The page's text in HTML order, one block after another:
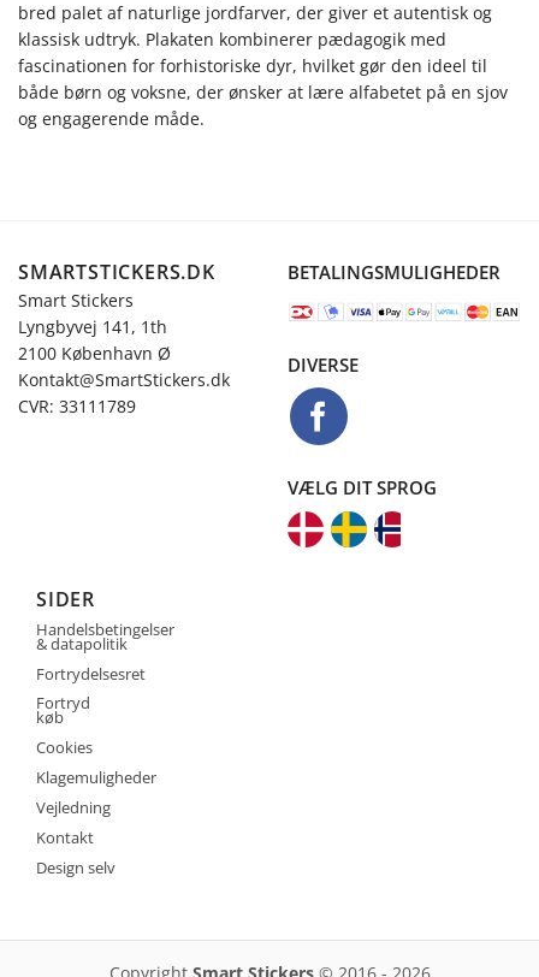
bred palet af naturlige jordfarver, der giver et autentisk og
klassisk udtryk. Plakaten kombinerer pædagogik med
fascinationen for forhistoriske dyr, hvilket gør den ideel til
både børn og voksne, der ønsker at lære alfabetet på en sjov
og engagerende måde.
SMARTSTICKERS.DK
Smart Stickers
Lyngbyvej 141, 1th
2100 København Ø
Kontakt@SmartStickers.dk
CVR: 33111789
BETALINGSMULIGHEDER
DIVERSE
VÆLG DIT SPROG
SIDER
Handelsbetingelser
& datapolitik
Fortrydelsesret
Fortryd
køb
Cookies
Klagemuligheder
Vejledning
Kontakt
Design selv